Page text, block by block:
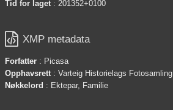
Tid for laget : 201352+0100
 XMP metadata
Forfatter : Picasa
Opphavsrett : Varteig Historielags Fotosamling
Nøkkelord : Ektepar, Familie